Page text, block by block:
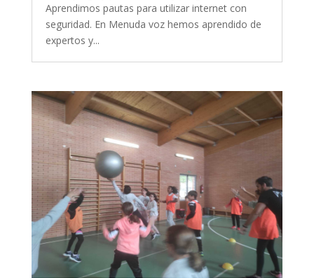
Aprendimos pautas para utilizar internet con
seguridad. En Menuda voz hemos aprendido de
expertos y...